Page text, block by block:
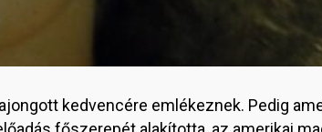
kedvencére emlékeznek. Pedig